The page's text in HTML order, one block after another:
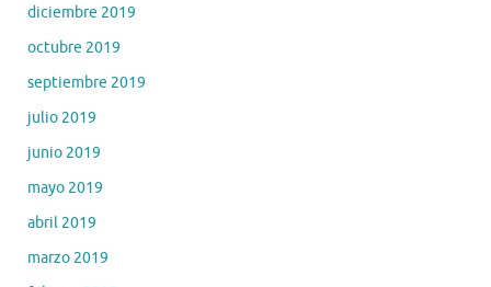
diciembre 2019
octubre 2019
septiembre 2019
julio 2019
junio 2019
mayo 2019
abril 2019
marzo 2019